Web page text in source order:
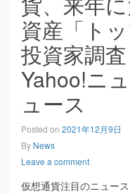
資産「ト
投資家調
Yahoo!ニ
ュース
Posted on 2021年12月9日
By News
Leave a comment
仮想通貨注目のニュース